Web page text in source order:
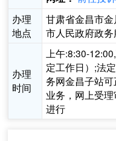
办理
地点
甘肃省金昌市
市人民政府政
办理
时间
上午:8:30-
定工作日）;法
务网金昌子站
业务，网上受
进行